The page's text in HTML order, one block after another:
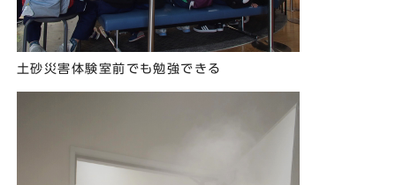
土砂災害体験室前でも勉強できる